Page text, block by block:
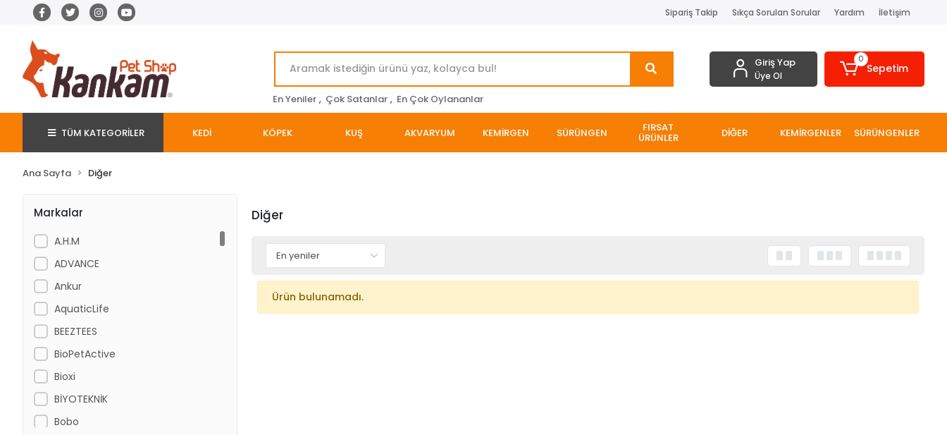
Sipariş Takip Sıkça Sorulan Sorular Yardım İletişim
En Yeniler , Çok Satanlar , En Çok Oylananlar
Giriş Yap
Üye Ol
0
Sepetim
TÜM KATEGORİLER KEDİ KÖPEK KUŞ AKVARYUM KEMİRGEN SÜRÜNGEN FIRSAT
ÜRÜNLER DİĞER KEMİRGENLER SÜRÜNGENLER
Ana Sayfa Diğer
Markalar
A.H.M
ADVANCE
Ankur
AquaticLife
BEEZTEES
BioPetActive
Bioxi
BİYOTEKNİK
Bobo
Diğer
Ürün bulunamadı.